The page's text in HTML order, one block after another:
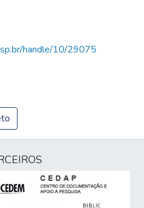
handle/10/29075